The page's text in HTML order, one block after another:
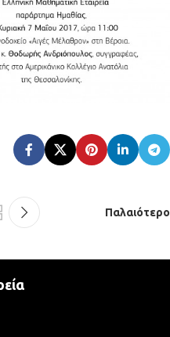
Παλαιότερο